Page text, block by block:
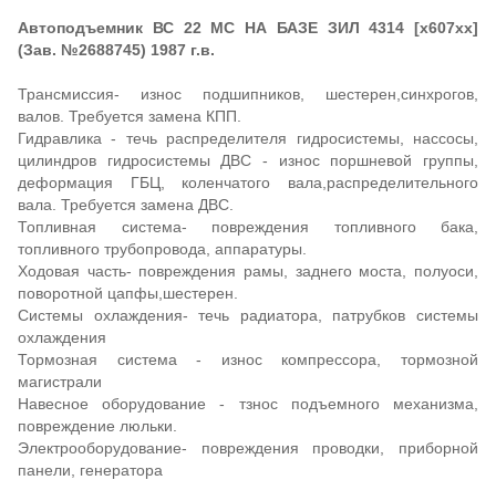
Автоподъемник ВС 22 МС НА БАЗЕ ЗИЛ 4314 [х607хх]
(Зав. №2688745) 1987 г.в.
Трансмиссия- износ подшипников, шестерен,синхрогов,
валов. Требуется замена КПП.
Гидравлика - течь распределителя гидросистемы, нассосы,
цилиндров гидросистемы ДВС - износ поршневой группы,
деформация ГБЦ, коленчатого вала,распределительного
вала. Требуется замена ДВС.
Топливная система- повреждения топливного бака,
топливного трубопровода, аппаратуры.
Ходовая часть- повреждения рамы, заднего моста, полуоси,
поворотной цапфы,шестерен.
Системы охлаждения- течь радиатора, патрубков системы
охлаждения
Тормозная система - износ компрессора, тормозной
магистрали
Навесное оборудование - тзнос подъемного механизма,
повреждение люльки.
Электрооборудование- повреждения проводки, приборной
панели, генератора